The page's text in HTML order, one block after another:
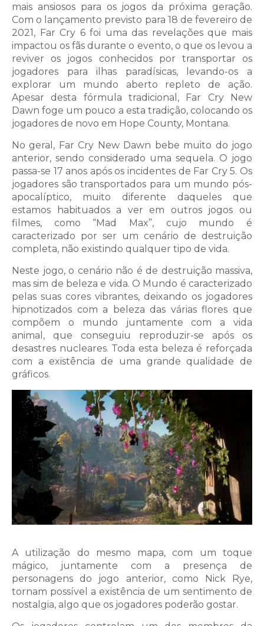
mais ansiosos para os jogos da próxima geração.
Com o lançamento previsto para 18 de fevereiro de
2021, Far Cry 6 foi uma das revelações que mais
impactou os fãs durante o evento, o que os levou a
reviver os jogos conhecidos por transportar os
jogadores para ilhas paradísicas, levando-os a
explorar um mundo aberto repleto de ação.
Apesar desta fórmula tradicional, Far Cry New
Dawn foge um pouco a esta tradição, colocando os
jogadores de novo em Hope County, Montana.
No geral, Far Cry New Dawn bebe muito do jogo
anterior, sendo considerado uma sequela. O jogo
passa-se 17 anos após os incidentes de Far Cry 5. Os
jogadores são transportados para um mundo pós-
apocalíptico, muito diferente daqueles que
estamos habituados a ver em outros jogos ou
filmes, como “Mad Max”, cujo mundo é
caracterizado por ser um cenário de destruição
completa, não existindo qualquer tipo de vida.
Neste jogo, o cenário não é de destruição massiva,
mas sim de beleza e vida. O Mundo é caracterizado
pelas suas cores vibrantes, deixando os jogadores
hipnotizados com a beleza das várias flores que
compõem o mundo juntamente com a vida
animal, que conseguiu reproduzir-se após os
desastres nucleares. Toda esta beleza é reforçada
com a existência de uma grande qualidade de
gráficos.
A utilização do mesmo mapa, com um toque
mágico, juntamente com a presença de
personagens do jogo anterior, como Nick Rye,
tornam possível a existência de um sentimento de
nostalgia, algo que os jogadores poderão gostar.